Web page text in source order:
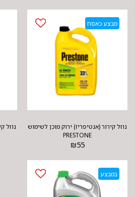
מבצע כאסח
נוזל קירור (אנטיפריז) ירוק מוכן לשימוש
PRESTONE
₪55
במבצע